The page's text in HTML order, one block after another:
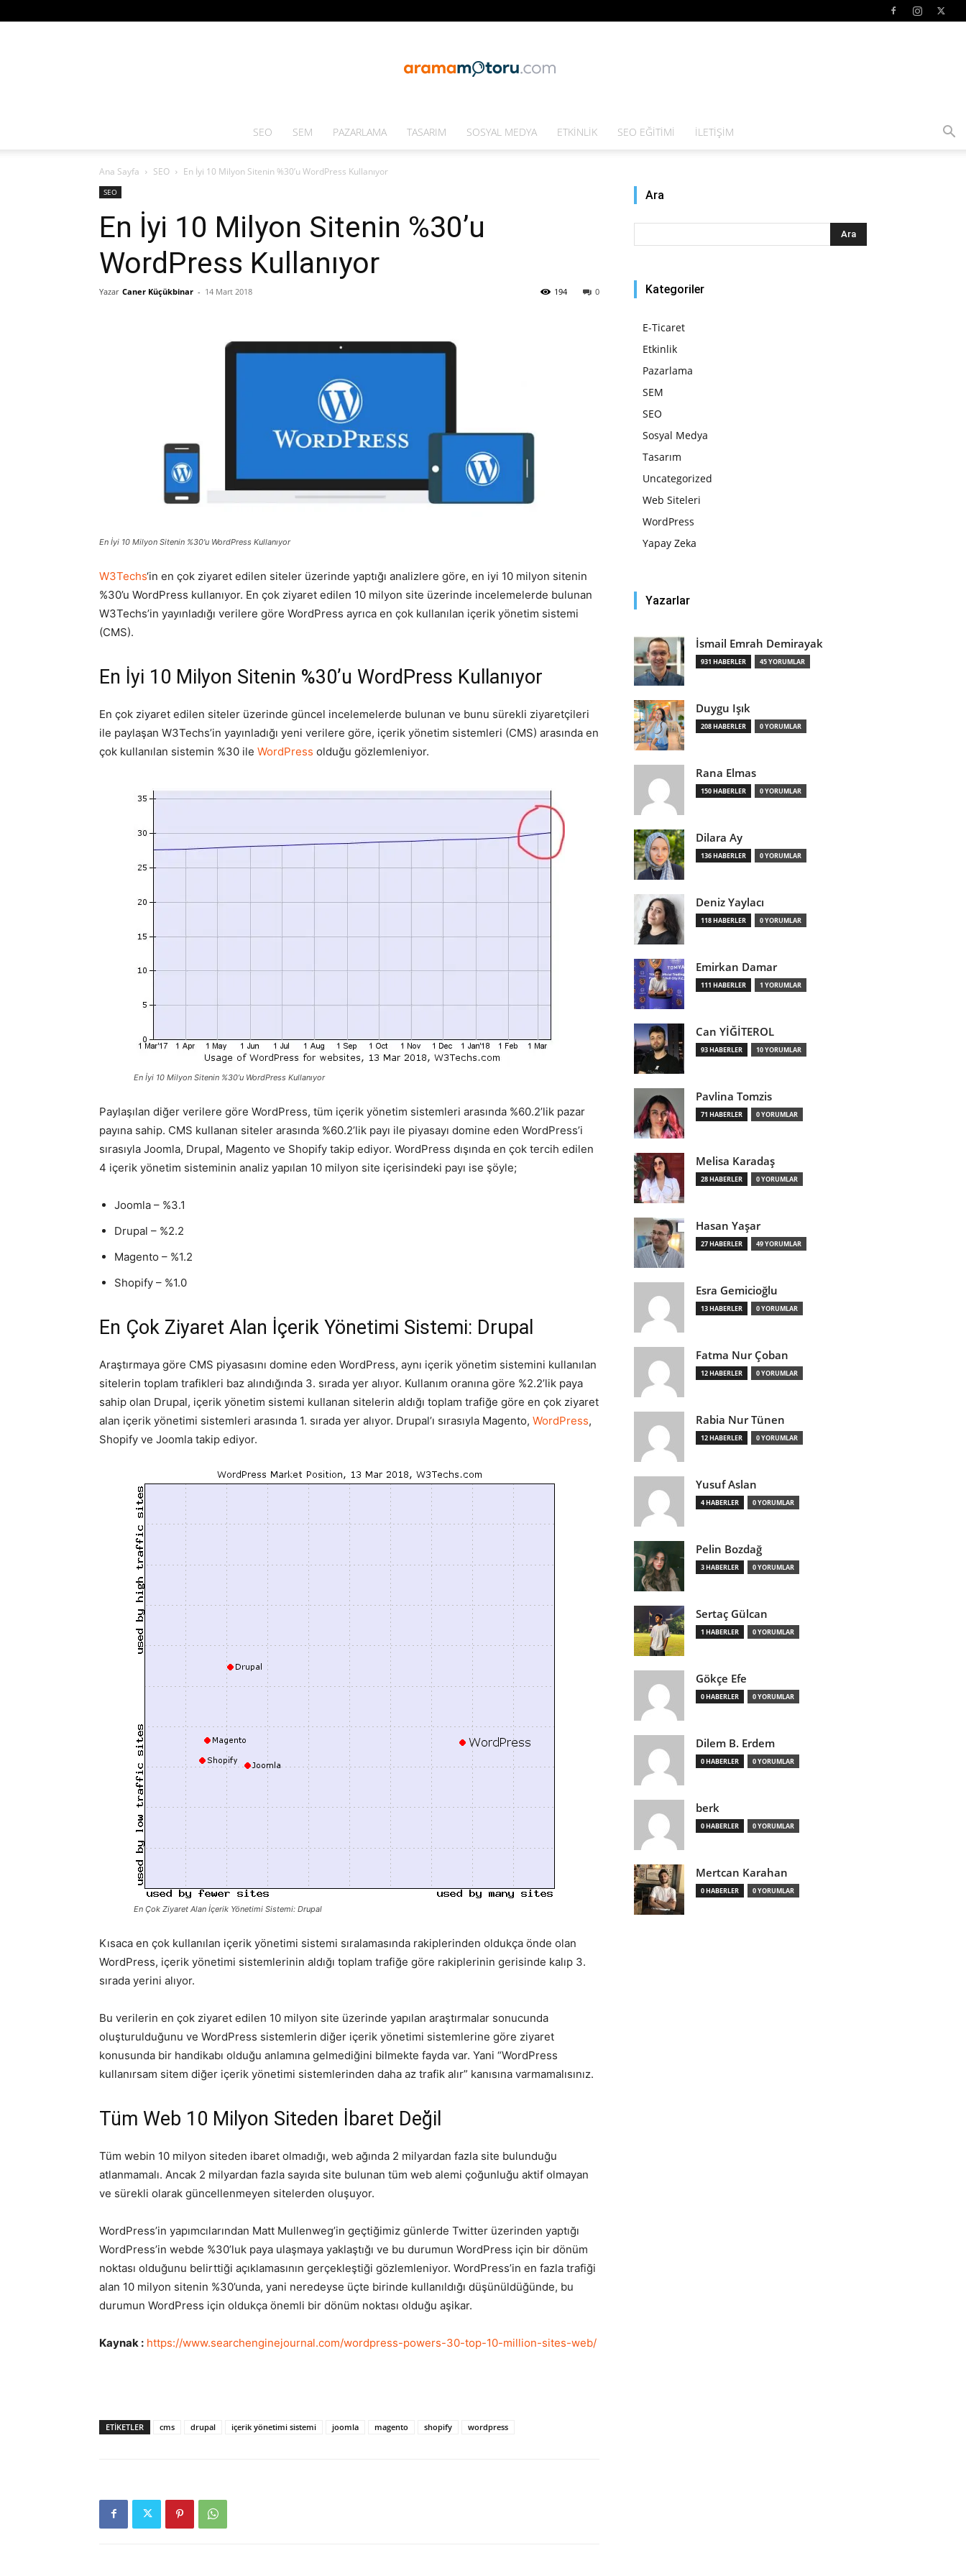
Arama
SEM,
SEO SEM PAZARLAMA TASARIM SOSYAL MEDYA ETKINLIK SEO EĞITIMI İLETIŞIM
Ana Sayfa SEO En İyi 10 Milyon Sitenin %30’u WordPress Kullanıyor
SEO
En İyi 10 Milyon Sitenin %30’u
WordPress Kullanıyor
Yazar Caner Küçükbinar - 14 Mart 2018 0
194
En İyi 10 Milyon Sitenin %30'u WordPress Kullanıyor
W3Techs‘in en çok ziyaret edilen siteler üzerinde yaptığı analizlere göre, en iyi 10 milyon sitenin
%30’u WordPress kullanıyor. En çok ziyaret edilen 10 milyon site üzerinde incelemelerde bulunan
W3Techs’in yayınladığı verilere göre WordPress ayrıca en çok kullanılan içerik yönetim sistemi
(CMS).
En İyi 10 Milyon Sitenin %30’u WordPress Kullanıyor
En çok ziyaret edilen siteler üzerinde güncel incelemelerde bulunan ve bunu sürekli ziyaretçileri
ile paylaşan W3Techs’in yayınladığı yeni verilere göre, içerik yönetim sistemleri (CMS) arasında en
çok kullanılan sistemin %30 ile WordPress olduğu gözlemleniyor.
En İyi 10 Milyon Sitenin %30’u WordPress Kullanıyor
Paylaşılan diğer verilere göre WordPress, tüm içerik yönetim sistemleri arasında %60.2’lik pazar
payına sahip. CMS kullanan siteler arasında %60.2’lik payı ile piyasayı domine eden WordPress’i
sırasıyla Joomla, Drupal, Magento ve Shopify takip ediyor. WordPress dışında en çok tercih edilen
4 içerik yönetim sisteminin analiz yapılan 10 milyon site içerisindeki payı ise şöyle;
Joomla – %3.1
Drupal – %2.2
Magento – %1.2
Shopify – %1.0
En Çok Ziyaret Alan İçerik Yönetimi Sistemi: Drupal
Araştırmaya göre CMS piyasasını domine eden WordPress, aynı içerik yönetim sistemini kullanılan
sitelerin toplam trafikleri baz alındığında 3. sırada yer alıyor. Kullanım oranına göre %2.2’lik paya
sahip olan Drupal, içerik yönetim sistemi kullanan sitelerin aldığı toplam trafiğe göre en çok ziyaret
alan içerik yönetimi sistemleri arasında 1. sırada yer alıyor. Drupal’ı sırasıyla Magento, WordPress,
Shopify ve Joomla takip ediyor.
En Çok Ziyaret Alan İçerik Yönetimi Sistemi: Drupal
Kısaca en çok kullanılan içerik yönetimi sistemi sıralamasında rakiplerinden oldukça önde olan
WordPress, içerik yönetimi sistemlerinin aldığı toplam trafiğe göre rakiplerinin gerisinde kalıp 3.
sırada yerini alıyor.
Bu verilerin en çok ziyaret edilen 10 milyon site üzerinde yapılan araştırmalar sonucunda
oluşturulduğunu ve WordPress sistemlerin diğer içerik yönetimi sistemlerine göre ziyaret
konusunda bir handikabı olduğu anlamına gelmediğini bilmekte fayda var. Yani “WordPress
kullanırsam sitem diğer içerik yönetimi sistemlerinden daha az trafik alır” kanısına varmamalısınız.
Tüm Web 10 Milyon Siteden İbaret Değil
Tüm webin 10 milyon siteden ibaret olmadığı, web ağında 2 milyardan fazla site bulunduğu
atlanmamalı. Ancak 2 milyardan fazla sayıda site bulunan tüm web alemi çoğunluğu aktif olmayan
ve sürekli olarak güncellenmeyen sitelerden oluşuyor.
WordPress’in yapımcılarından Matt Mullenweg’in geçtiğimiz günlerde Twitter üzerinden yaptığı
WordPress’in webde %30’luk paya ulaşmaya yaklaştığı ve bu durumun WordPress için bir dönüm
noktası olduğunu belirttiği açıklamasının gerçekleştiği gözlemleniyor. WordPress’in en fazla trafiği
alan 10 milyon sitenin %30’unda, yani neredeyse üçte birinde kullanıldığı düşünüldüğünde, bu
durumun WordPress için oldukça önemli bir dönüm noktası olduğu aşikar.
Kaynak : https://www.searchenginejournal.com/wordpress-powers-30-top-10-million-sites-web/
ETIKETLER cms drupal içerik yönetimi sistemi joomla magento shopify wordpress
Ara
Kategoriler
E-Ticaret
Etkinlik
Pazarlama
SEM
SEO
Sosyal Medya
Tasarım
Uncategorized
Web Siteleri
WordPress
Yapay Zeka
Yazarlar
İsmail Emrah Demirayak
931 HABERLER 45 YORUMLAR
Duygu Işık
208 HABERLER 0 YORUMLAR
Rana Elmas
150 HABERLER 0 YORUMLAR
Dilara Ay
136 HABERLER 0 YORUMLAR
Deniz Yaylacı
118 HABERLER 0 YORUMLAR
Emirkan Damar
111 HABERLER 1 YORUMLAR
Can YİĞİTEROL
93 HABERLER 10 YORUMLAR
Pavlina Tomzis
71 HABERLER 0 YORUMLAR
Melisa Karadaş
28 HABERLER 0 YORUMLAR
Hasan Yaşar
27 HABERLER 49 YORUMLAR
Esra Gemicioğlu
13 HABERLER 0 YORUMLAR
Fatma Nur Çoban
12 HABERLER 0 YORUMLAR
Rabia Nur Tünen
12 HABERLER 0 YORUMLAR
Yusuf Aslan
4 HABERLER 0 YORUMLAR
Pelin Bozdağ
3 HABERLER 0 YORUMLAR
Sertaç Gülcan
1 HABERLER 0 YORUMLAR
Gökçe Efe
0 HABERLER 0 YORUMLAR
Dilem B. Erdem
0 HABERLER 0 YORUMLAR
berk
0 HABERLER 0 YORUMLAR
Mertcan Karahan
0 HABERLER 0 YORUMLAR